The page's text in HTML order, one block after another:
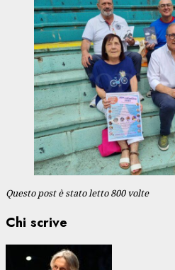
Questo post è stato letto 800 volte
Chi scrive